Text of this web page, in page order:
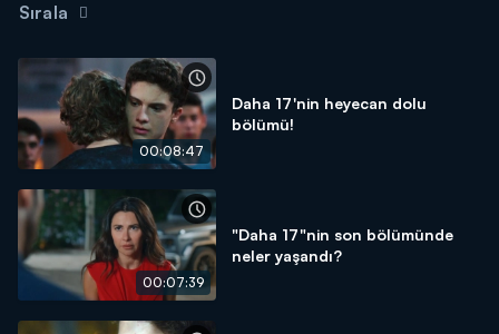
Sırala
00:08:47
Daha 17'nin heyecan dolu
bölümü!
00:07:39
"Daha 17"nin son bölümünde
neler yaşandı?